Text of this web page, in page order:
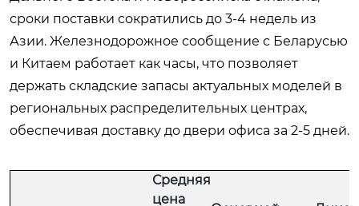
сроки поставки сократились до 3-4 недель из
Азии. Железнодорожное сообщение с Беларусью
и Китаем работает как часы, что позволяет
держать складские запасы актуальных моделей в
региональных распределительных центрах,
обеспечивая доставку до двери офиса за 2-5 дней.
Средняя
цена